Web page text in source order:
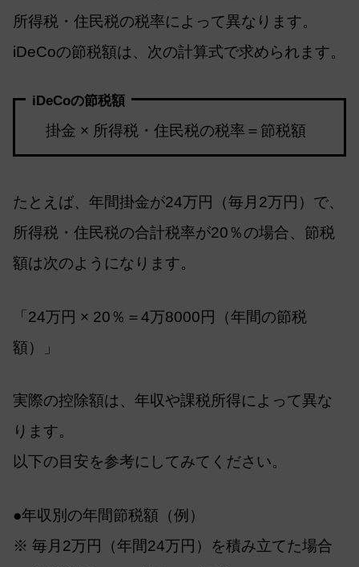
所得税・住民税の税率によって異なります。
iDeCoの節税額は、次の計算式で求められます。
iDeCoの節税額
掛金 × 所得税・住民税の税率＝節税額
たとえば、年間掛金が24万円（毎月2万円）で、
所得税・住民税の合計税率が20％の場合、節税
額は次のようになります。
「24万円 × 20％＝4万8000円（年間の節税
額）」
実際の控除額は、年収や課税所得によって異な
ります。
以下の目安を参考にしてみてください。
●年収別の年間節税額（例）
※ 毎月2万円（年間24万円）を積み立てた場合